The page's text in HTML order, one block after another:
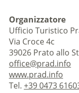
Organizzatore
Ufficio Turistico
Via Croce 4c
39026 Prato allo
office@prad.info
www.prad.info
Tel. +39 0473